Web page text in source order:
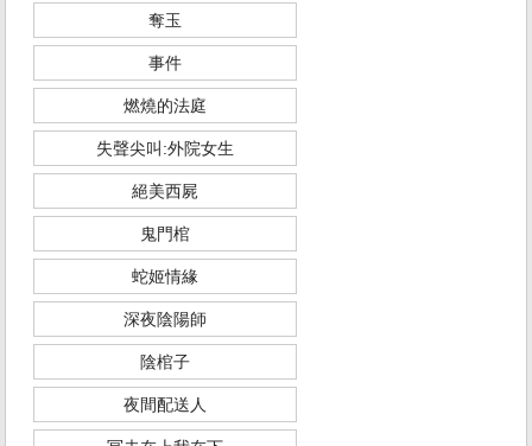
奪玉
事件
燃燒的法庭
失聲尖叫:外院女生
絕美西屍
鬼門棺
蛇姬情緣
深夜陰陽師
陰棺子
夜間配送人